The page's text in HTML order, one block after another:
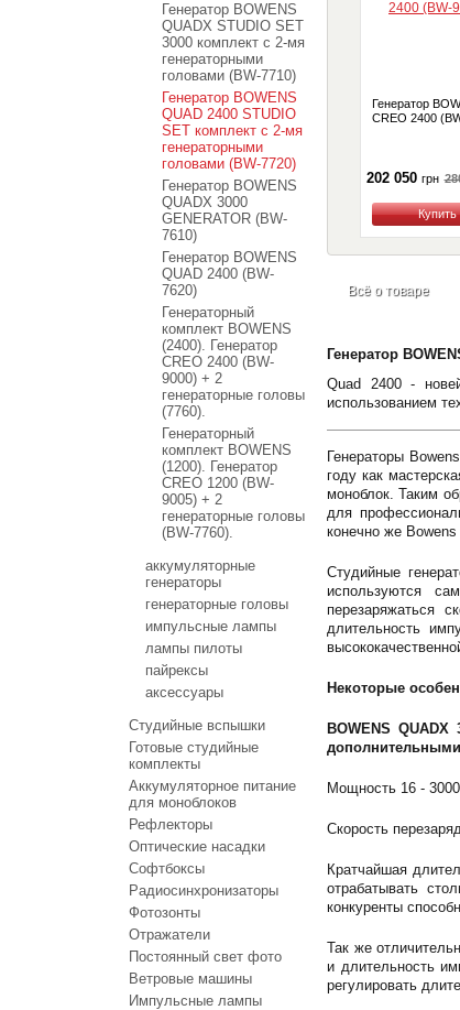
Генератор
CREO 2400
202 050 грн
Купить
Всё о товаре
Генератор
Quad 2400 -
использованием
Генераторы
году как
моноблок. Таким
для
конечно же
Студийные
используются
перезаряжаться
длительность
Некоторые
BOWENS
Мощность 16 -
Скорость
Кратчайшая
отрабатывать
конкуренты
Так же
и длительность
регулировать
Генератор BOWENS
QUADX STUDIO SET
3000 комплект с 2-мя
генераторными
головами (BW-7710)
Генератор BOWENS
QUAD 2400 STUDIO
SET комплект с 2-мя
генераторными
головами (BW-7720)
Генератор BOWENS
QUADX 3000
GENERATOR (BW-
7610)
Генератор BOWENS
QUAD 2400 (BW-
7620)
Генераторный
комплект BOWENS
(2400). Генератор
CREO 2400 (BW-
9000) + 2
генераторные головы
(7760).
Генераторный
комплект BOWENS
(1200). Генератор
CREO 1200 (BW-
9005) + 2
генераторные головы
(BW-7760).
аккумуляторные
генераторы
генераторные головы
импульсные лампы
лампы пилоты
пайрексы
аксессуары
Студийные вспышки
Готовые студийные
комплекты
Аккумуляторное питание
для моноблоков
Рефлекторы
Оптические насадки
Софтбоксы
Радиосинхронизаторы
Фотозонты
Отражатели
Постоянный свет фото
Ветровые машины
Импульсные лампы